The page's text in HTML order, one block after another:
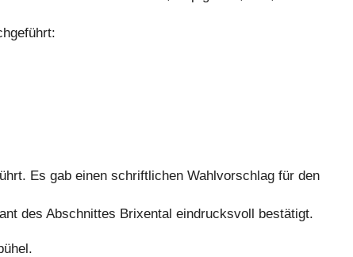
Es gab einen schriftlichen Wahlvorschlag für den
des Abschnittes Brixental eindrucksvoll bestätigt.